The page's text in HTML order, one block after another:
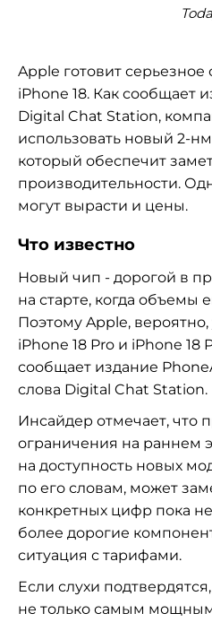
Apple готовит
iPhone 18. Как сообщает
Digital Chat Station,
использовать новый 2-
который обеспечит
производительности.
могут вырасти и цены.
Что известно
Новый чип - дорогой в
на старте, когда объемы
Поэтому Apple, вероятно,
iPhone 18 Pro и iPhone 18
сообщает издание
слова Digital Chat Station.
Инсайдер отмечает, что
ограничения на раннем
на доступность новых
по его словам, может
конкретных цифр пока
более дорогие
ситуация с тарифами.
Если слухи
не только самым